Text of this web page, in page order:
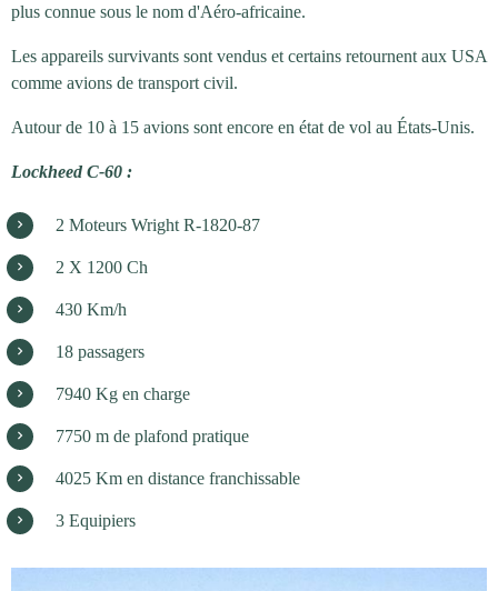
plus connue sous le nom d'Aéro-africaine.
Les appareils survivants sont vendus et certains retournent aux USA
comme avions de transport civil.
Autour de 10 à 15 avions sont encore en état ​​de vol au États-Unis.
Lockheed C-60 :
2 Moteurs Wright R-1820-87
2 X 1200 Ch
430 Km/h
18 passagers
7940 Kg en charge
7750 m de plafond pratique
4025 Km en distance franchissable
3 Equipiers